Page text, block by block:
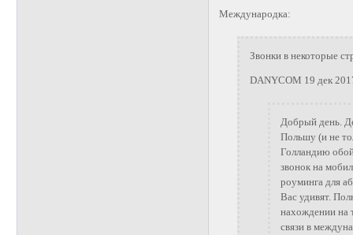
Международка:
Звонки в некоторые
DANYCOM 19 дек
Добрый день.
Польшу (и не
Голландию
звонок на
роуминга для
Вас удивят.
нахождении на
связи в